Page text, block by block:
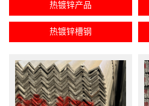
热镀锌产品
热镀锌槽钢